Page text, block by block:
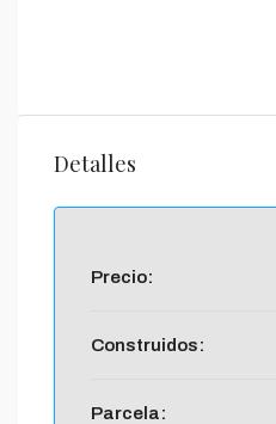
Detalles
Precio:
Construidos:
Parcela: